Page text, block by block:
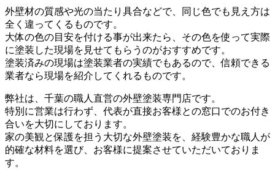
外壁材の質感や光の当たり具合などで、同じ色でも見え方は
全く違ってくるものです。
大体の色の目安を付ける事が出来たら、その色を使って実際
に塗装した現場を見せてもらうのがおすすめです。
塗装済みの現場は塗装業者の実績でもあるので、信頼できる
業者なら現場を紹介してくれるものです。
弊社は、千葉の職人直営の外壁塗装専門店です。
特別に営業は行わず、代表が直接お客様との窓口でのお付き
合いを大切にしております。
家の美観と保護を担う大切な外壁塗装を、経験豊かな職人が
的確な材料を選び、お客様に提案させていただいておりま
す。